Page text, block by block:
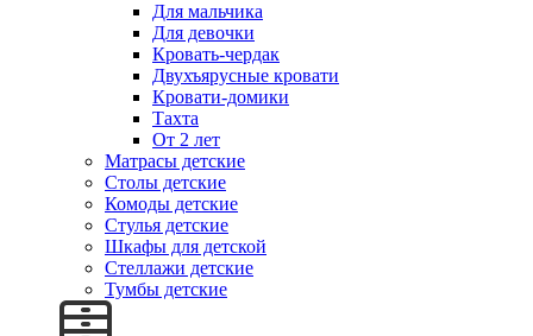
Для мальчика
Для девочки
Кровать-чердак
Двухъярусные кровати
Кровати-домики
Тахта
От 2 лет
Матрасы детские
Столы детские
Комоды детские
Стулья детские
Шкафы для детской
Стеллажи детские
Тумбы детские